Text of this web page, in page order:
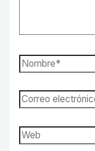
Nombre*
Correo
electrónico*
Web